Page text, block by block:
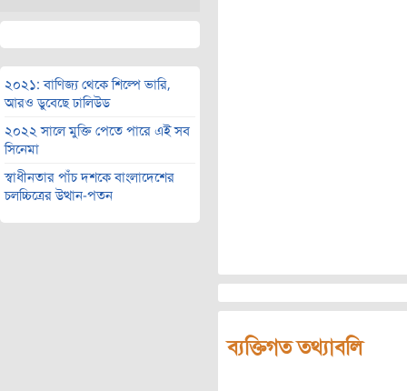
২০২১: বাণিজ্য থেকে শিল্পে ভারি,
আরও ডুবেছে ঢালিউড
২০২২ সালে মুক্তি পেতে পারে এই সব
সিনেমা
স্বাধীনতার পাঁচ দশকে বাংলাদেশের
চলচ্চিত্রের উত্থান-পতন
ব্যক্তিগত তথ্যাবলি